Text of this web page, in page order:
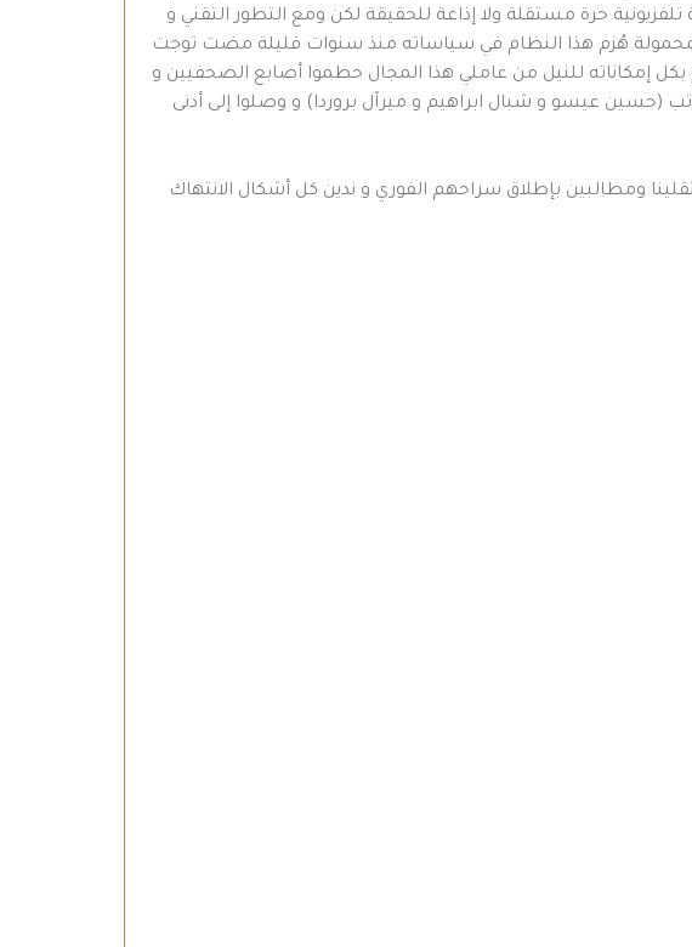
حرة مستقلة ولا إذاعة للحقيقة لكن ومع التطور التقني و
محمولة هُزم هذا النظام في سياساته منذ سنوات قليلة مضت توجت
بكل إمكاناته للنيل من عاملي هذا المجال حطموا أصابع الصحفيين و
(حسين عيسو و شبال ابراهيم و ميرآل بروردا) و وصلوا إلى أدنى
ومطالبين بإطلاق سراحهم الفوري و ندين كل أشكال الانتهاك